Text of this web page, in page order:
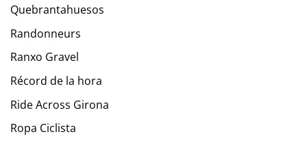
Quebrantahuesos
Randonneurs
Ranxo Gravel
Récord de la hora
Ride Across Girona
Ropa Ciclista